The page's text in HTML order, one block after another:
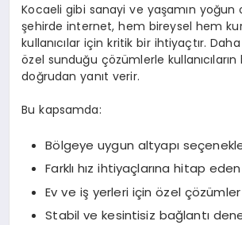
Kocaeli gibi sanayi ve yaşamın yoğun
şehirde internet, hem bireysel hem
kullanıcılar için kritik bir ihtiyaçtır.
özel sunduğu çözümlerle
doğrudan yanıt verir.
Bu kapsamda:
Bölgeye uygun altyapı
Farklı hız ihtiyaçlarına hitap
Ev ve iş yerleri için özel çözümler
Stabil ve kesintisiz bağlantı